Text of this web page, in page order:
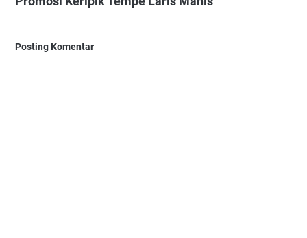
Posting Komentar